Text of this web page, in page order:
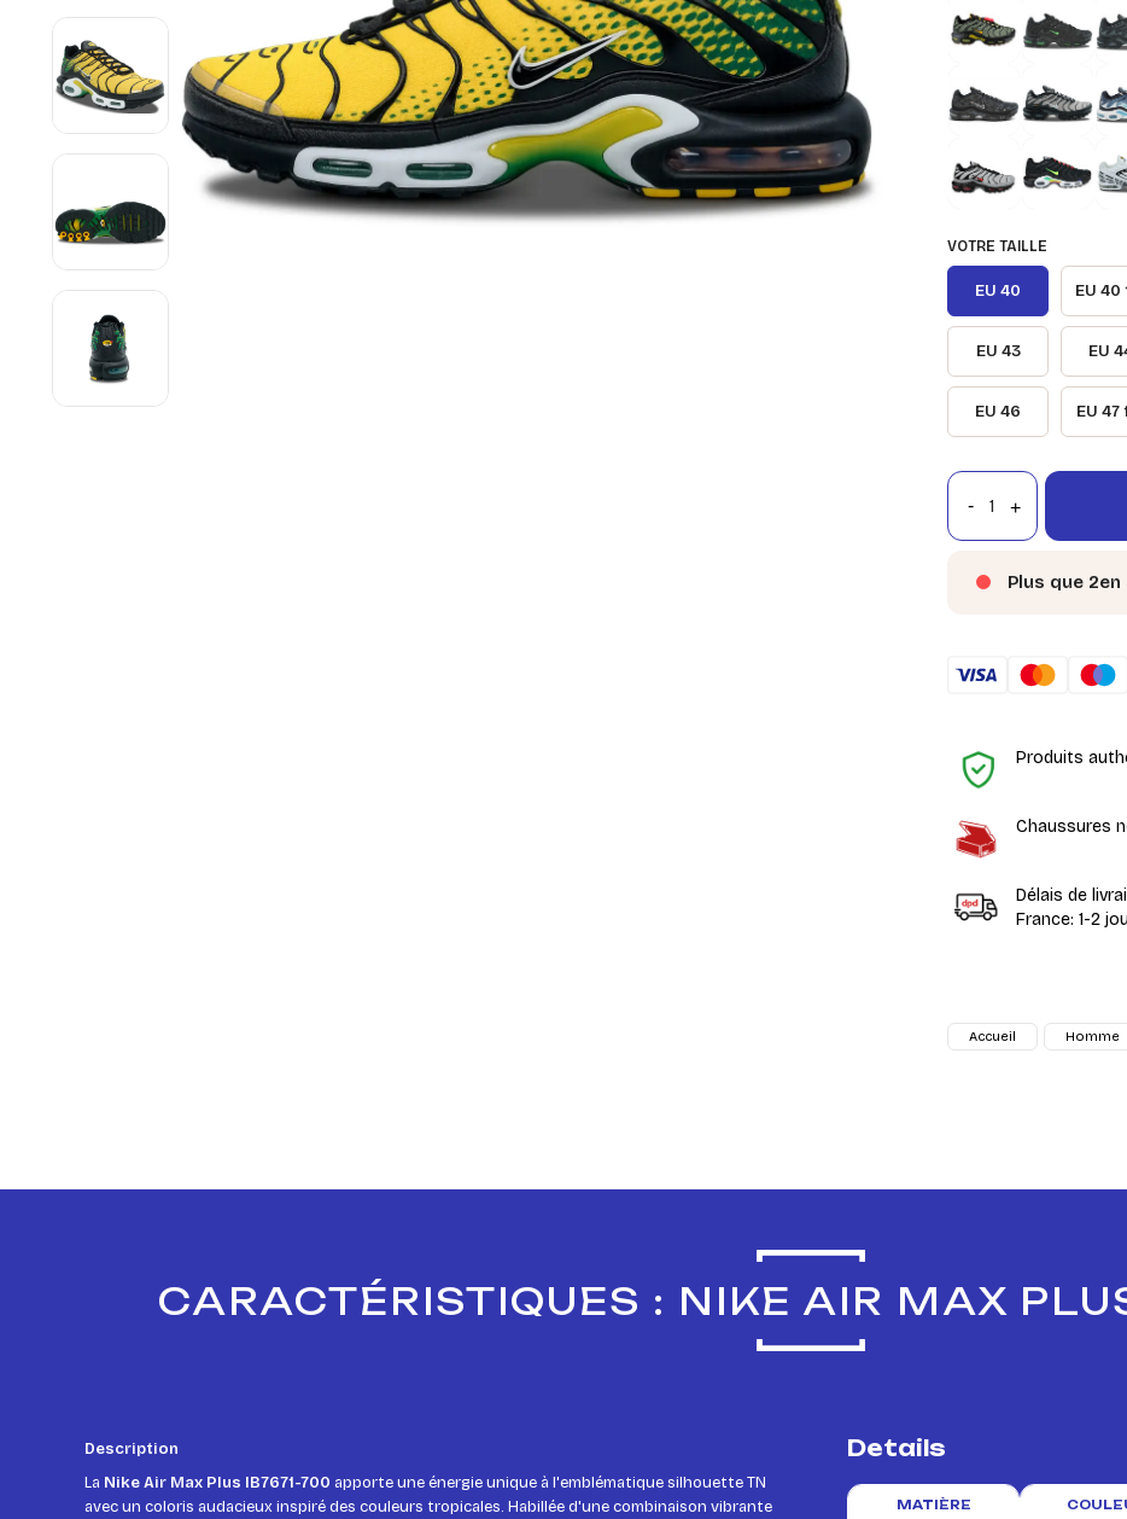
VOTRE TAILLE
EU 40 EU 40
EU 43 EU
EU 46 EU 47
Plus que
Produits
Chaussures
Délais de
France: 1-2
Accueil Homme
CARACTÉRISTIQUES : NIKE AIR MAX
Description
La Nike Air Max Plus IB7671-700 apporte une énergie unique à l'emblématique silhouette TN
avec un coloris audacieux inspiré des couleurs tropicales. Habillée d'une combinaison vibrante
Details
MATIÈRE